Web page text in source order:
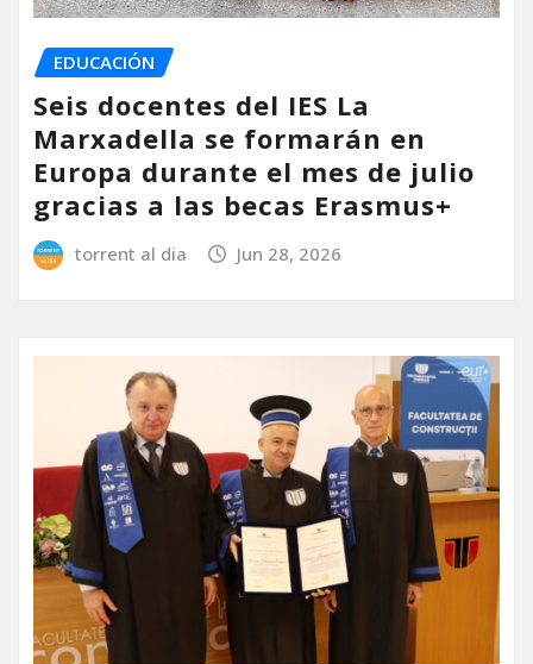
EDUCACIÓN
Seis docentes del IES La
Marxadella se formarán en
Europa durante el mes de julio
gracias a las becas Erasmus+
torrent al dia Jun 28, 2026